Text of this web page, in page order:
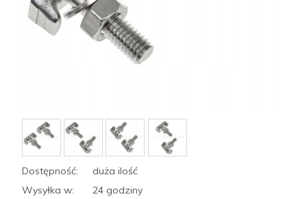
Dostępność:
duża ilość
Wysyłka w:
24 godziny